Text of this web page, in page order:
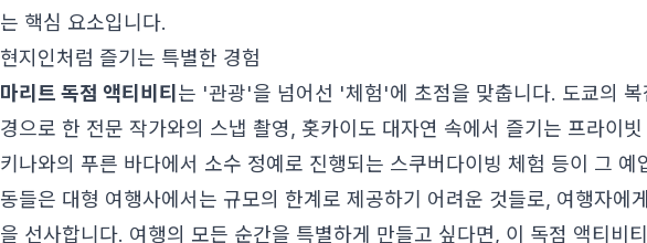
는 핵심 요소입니다.
현지인처럼 즐기는 특별한 경험
마리트 독점 액티비티 는 '관광'을 넘어선 '체험'에 초점을 맞춥니다. 도쿄의 복
경으로 한 전문 작가와의 스냅 촬영, 홋카이도 대자연 속에서 즐기는 프라이
키나와의 푸른 바다에서 소수 정예로 진행되는 스쿠버다이빙 체험 등이 그 예
동들은 대형 여행사에서는 규모의 한계로 제공하기 어려운 것들로, 여행자에
을 선사합니다. 여행의 모든 순간을 특별하게 만들고 싶다면, 이 독점 액티비